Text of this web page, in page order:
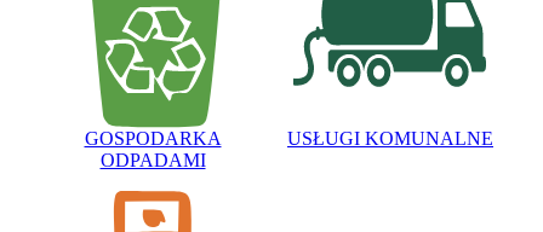
GOSPODARKA
ODPADAMI
USŁUGI KOMUNALNE